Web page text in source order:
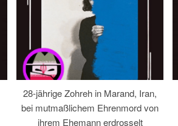
28-jährige Zohreh in Marand, Iran,
bei mutmaßlichem Ehrenmord von
ihrem Ehemann erdrosselt